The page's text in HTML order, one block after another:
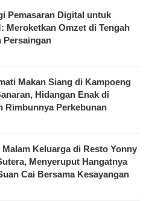
Pemasaran Digital untuk
Meroketkan Omzet di Tengah
Persaingan
Makan Siang di Kampoeng
Hidangan Enak di
Rimbunnya Perkebunan
Malam Keluarga di Resto Yonny
Menyeruput Hangatnya
Cai Bersama Kesayangan